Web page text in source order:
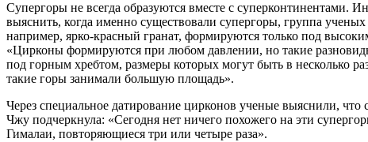
Супергоры не всегда образуются вместе с суперконтинентами.
выяснить, когда именно существовали супергоры, группа
например, ярко-красный гранат, формируются только под
«Цирконы формируются при любом давлении, но такие
под горным хребтом, размеры которых могут быть в несколько
такие горы занимали большую площадь».
Через специальное датирование цирконов ученые выяснили,
Чжу подчеркнула: «Сегодня нет ничего похожего на эти
Гималаи, повторяющиеся три или четыре раза».